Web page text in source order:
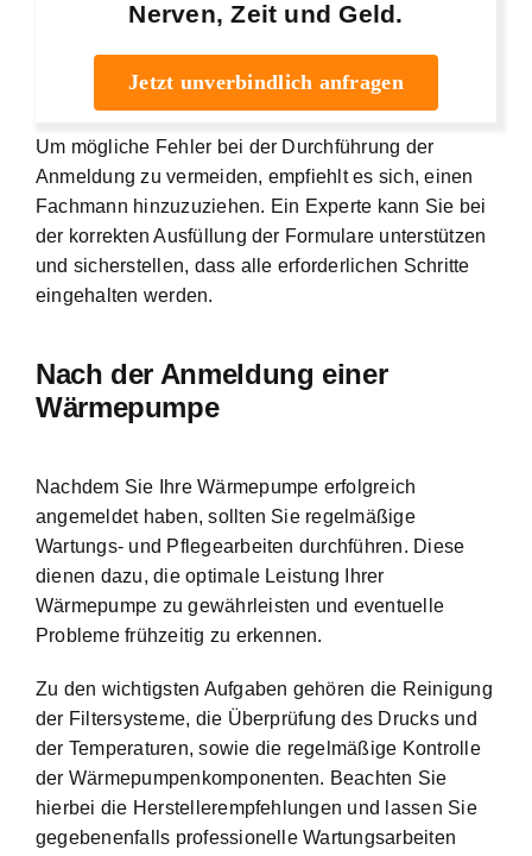
Nerven, Zeit und Geld.
Jetzt unverbindlich anfragen
Um mögliche Fehler bei der Durchführung der
Anmeldung zu vermeiden, empfiehlt es sich, einen
Fachmann hinzuzuziehen. Ein Experte kann Sie bei
der korrekten Ausfüllung der Formulare unterstützen
und sicherstellen, dass alle erforderlichen Schritte
eingehalten werden.
Nach der Anmeldung einer
Wärmepumpe
Nachdem Sie Ihre Wärmepumpe erfolgreich
angemeldet haben, sollten Sie regelmäßige
Wartungs- und Pflegearbeiten durchführen. Diese
dienen dazu, die optimale Leistung Ihrer
Wärmepumpe zu gewährleisten und eventuelle
Probleme frühzeitig zu erkennen.
Zu den wichtigsten Aufgaben gehören die Reinigung
der Filtersysteme, die Überprüfung des Drucks und
der Temperaturen, sowie die regelmäßige Kontrolle
der Wärmepumpenkomponenten. Beachten Sie
hierbei die Herstellerempfehlungen und lassen Sie
gegebenenfalls professionelle Wartungsarbeiten